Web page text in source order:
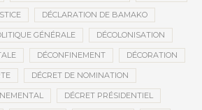
DÉCLARATION DE BAMAKO
GÉNÉRALE DÉCOLONISATION
DÉCONFINEMENT DÉCORATION
DÉCRET DE NOMINATION
DÉCRET PRÉSIDENTIEL